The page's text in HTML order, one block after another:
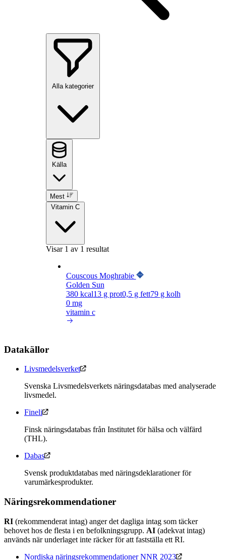
Alla kategorier
Källa
Mest
Vitamin C
Visar 1 av 1 resultat
Couscous Moghrabie
Golden Sun
380kcal13g prot0,5g fett79g kolh
0 mg
vitamin c
Datakällor
Livsmedelsverket
Svenska Livsmedelsverkets näringsdatabas med analyserade
livsmedel.
Fineli
Finsk näringsdatabas från Institutet för hälsa och välfärd
(THL).
Dabas
Svensk produktdatabas med näringsdeklarationer för
varumärkesprodukter.
Näringsrekommendationer
RI (rekommenderat intag) anger det dagliga intag som täcker
behovet hos de flesta i en befolkningsgrupp. AI (adekvat intag)
används när underlaget inte räcker för att fastställa ett RI.
Nordiska näringsrekommendationer NNR 2023